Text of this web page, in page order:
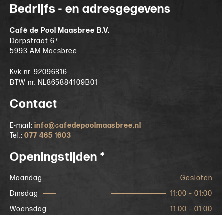
Bedrijfs - en adresgegevens
Café de Pool Maasbree B.V.
Dorpstraat 67
5993 AM Maasbree
Kvk nr. 92096816
BTW nr. NL865884109B01
Contact
E-mail: info@cafedepoolmaasbree.nl
Tel.: 077 465 1603
Openingstijden *
Maandag
Gesloten
Dinsdag
11:00 – 01:00
Woensdag
11:00 – 01:00